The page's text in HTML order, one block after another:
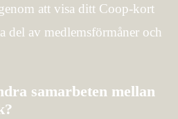
att visa ditt Coop-kort
del av medlemsförmåner och
samarbeten mellan